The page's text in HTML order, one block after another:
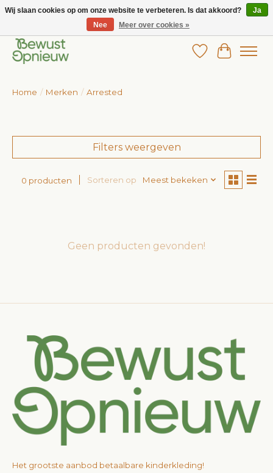
Wij bieden het grootste aanbod in betaalbare kinderkleding!
Verlanglijst
Home / Merken / Arrested
Filters weergeven
0 producten Sorteren op Meest bekeken
Geen producten gevonden!
Het grootste aanbod betaalbare kinderkleding!
Wij slaan cookies op om onze website te verbeteren. Is dat akkoord?
Ja
Nee
Meer over cookies »